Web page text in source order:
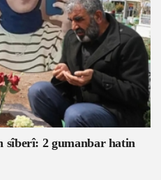
sîberî: 2 gumanbar hatin